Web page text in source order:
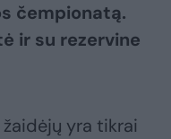
čempionatą.
ir su rezervine
yra tikrai